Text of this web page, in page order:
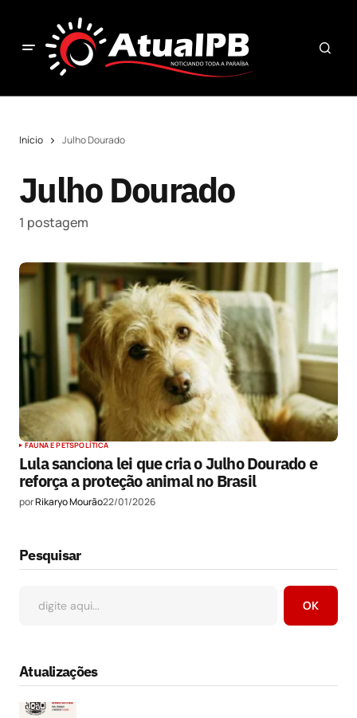
Início Julho Dourado
Julho Dourado
1 postagem
FAUNA E PETSPOLÍTICA
Lula sanciona lei que cria o Julho Dourado e
reforça a proteção animal no Brasil
porRikaryo Mourão22/01/2026
Pesquisar
OK
Atualizações